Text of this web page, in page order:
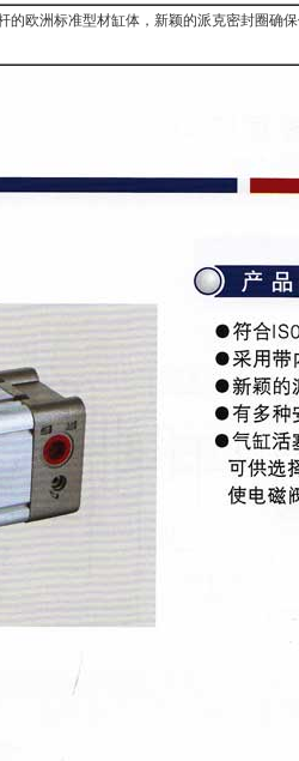
欧洲标准型材缸体，新颖的派克密封圈确